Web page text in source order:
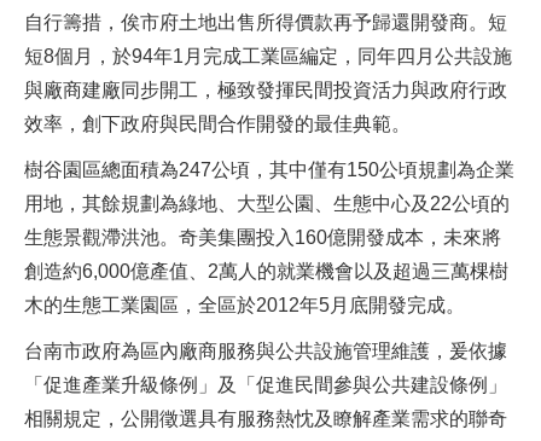
自行籌措，俟市府土地出售所得價款再予歸還開發商。短
短8個月，於94年1月完成工業區編定，同年四月公共設施
與廠商建廠同步開工，極致發揮民間投資活力與政府行政
效率，創下政府與民間合作開發的最佳典範。
樹谷園區總面積為247公頃，其中僅有150公頃規劃為企業
用地，其餘規劃為綠地、大型公園、生態中心及22公頃的
生態景觀滯洪池。奇美集團投入160億開發成本，未來將
創造約6,000億產值、2萬人的就業機會以及超過三萬棵樹
木的生態工業園區，全區於2012年5月底開發完成。
台南市政府為區內廠商服務與公共設施管理維護，爰依據
「促進產業升級條例」及「促進民間參與公共建設條例」
相關規定，公開徵選具有服務熱忱及瞭解產業需求的聯奇